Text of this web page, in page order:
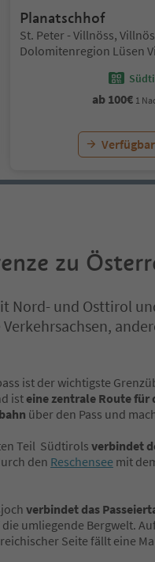
Planatschhof
Standort:
St. Peter - Villnöss,
Dolomitenregion Lüsen
ab 100€ 1
zu
Nord- und Osttirol
ist der wichtigste
isteine zentrale Route für
über den Pass und
Teil Südtirols verbindet
den Reschensee mit
verbindet das
umliegende Bergwelt.
Seite fällt eine